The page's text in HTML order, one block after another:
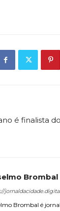
é finalista do
Brombal
Brombal é